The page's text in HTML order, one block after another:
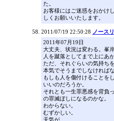
た。
お客様にはご迷惑をおかけ
しくお願いいたします。
2011/07/19 22:50:28 ノース
2011年07月19日
大丈夫、状況は変わる。峯
人を蹴落としてまで上にあ
ただ、それぐらいの気持ち
本気でそうまでしなければ
もしも人を傷付けることを
いいのだろうか。
それとも一生罪悪感を背負
の罪滅ぼしになるのかな。
わからない。
むずかしい。
天気が